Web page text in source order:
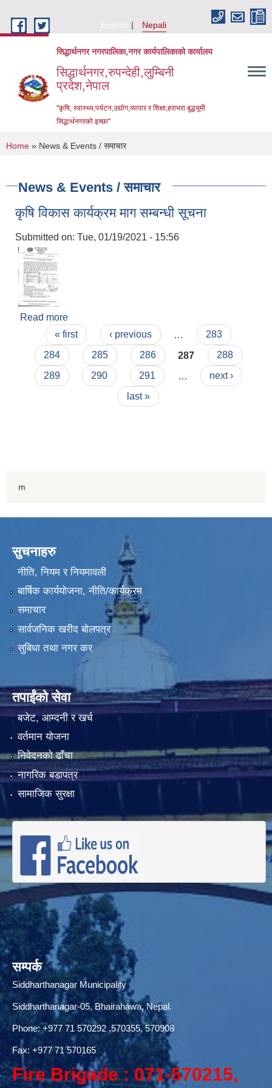
English
Nepali
सिद्धार्थनगर नगरपालिका,नगर कार्यपालिकाको कार्यालय
सिद्धार्थनगर,रुपन्देही,लुम्बिनी
प्रदेश,नेपाल
"कृषि, स्वास्थ्य,पर्यटन,उद्योग,व्यापार र शिक्षा,हराभरा बुद्धभूमी
सिद्धार्थनगरको इच्छा"
You are here
Home » News & Events / समाचार
News & Events / समाचार
कृषि विकास कार्यक्रम माग सम्बन्धी सूचना
Submitted on: Tue, 01/19/2021 - 15:56
Read more
Pages« first ‹ previous
283
284
285 286 287
288
289
290 291
next ›
last »
m
सुचनाहरु
नीति, नियम र नियमावली
बार्षिक कार्ययोजना, नीति/कार्यक्रम
समाचार
सार्वजनिक खरीद बोलपत्र
सुबिधा तथा नगर कर
तपाईंको सेवा
बजेट, आम्दनी र खर्च
वर्तमान योजना
निवेदनको ढाँचा
नागरिक बडापत्र
सामाजिक सुरक्षा
सम्पर्क
Siddharthanagar Municipality
Siddharthanagar-05, Bhairahawa, Nepal.
Phone:+977 71 570292,570355, 570908
Fax: +977 71 570165
Fire Brigade : 071-570215,